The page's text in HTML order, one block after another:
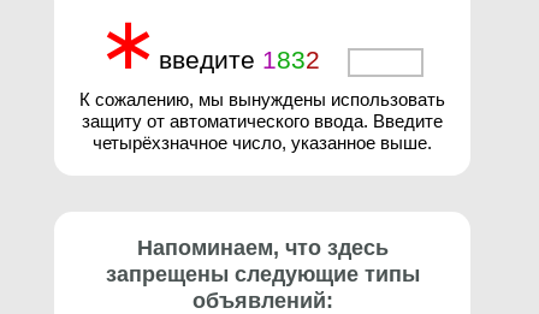
∗ введите 1832
К сожалению, мы вынуждены использовать
защиту от автоматического ввода. Введите
четырёхзначное число, указанное выше.
Напоминаем, что здесь
запрещены следующие типы
объявлений: